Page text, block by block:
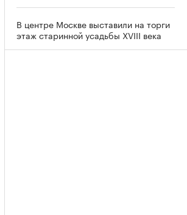
В центре Москве выставили на торги
этаж старинной усадьбы XVIII века